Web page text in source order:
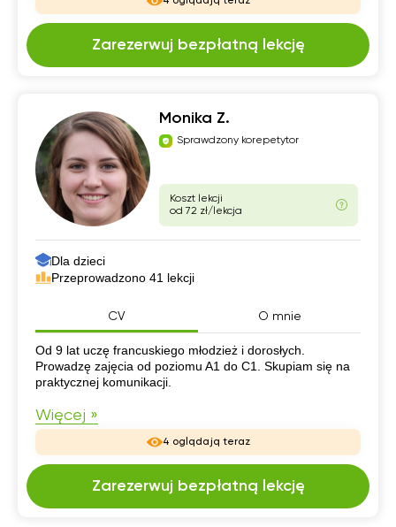
Zarezerwuj bezpłatną lekcję
Monika Z.
Sprawdzony korepetytor
Koszt lekcji
od 72 zł/lekcja
Dla dzieci
Przeprowadzono 41 lekcji
CV O mnie
CV
Od 9 lat uczę francuskiego młodzież i dorosłych.
Prowadzę zajęcia od poziomu A1 do C1. Skupiam się na
praktycznej komunikacji.
Więcej »
4 oglądają teraz
Zarezerwuj bezpłatną lekcję